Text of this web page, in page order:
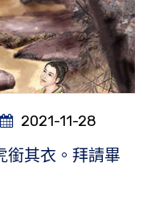
2021-11-28
銜其衣。拜請畢